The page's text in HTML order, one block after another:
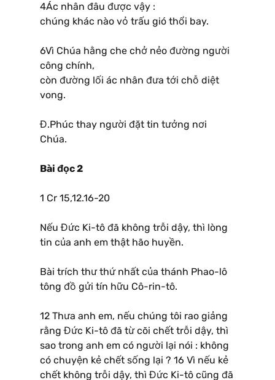
4Ác nhân đâu được vậy :
chúng khác nào vỏ trấu gió thổi bay.
6Vì Chúa hằng che chở nẻo đường người
công chính,
còn đường lối ác nhân đưa tới chỗ diệt
vong.
Đ.Phúc thay người đặt tin tưởng nơi
Chúa.
Bài đọc 2
1 Cr 15,12.16-20
Nếu Đức Ki-tô đã không trỗi dậy, thì lòng
tin của anh em thật hão huyền.
Bài trích thư thứ nhất của thánh Phao-lô
tông đồ gửi tín hữu Cô-rin-tô.
12 Thưa anh em, nếu chúng tôi rao giảng
rằng Đức Ki-tô đã từ cõi chết trỗi dậy, thì
sao trong anh em có người lại nói : không
có chuyện kẻ chết sống lại ? 16 Vì nếu kẻ
chết không trỗi dậy, thì Đức Ki-tô cũng đã